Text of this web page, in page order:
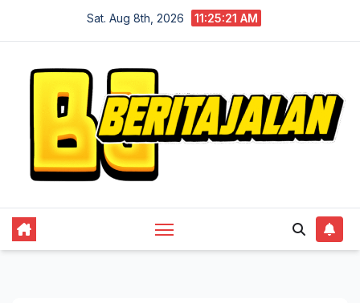
Sat. Aug 8th, 2026 11:25:22 AM